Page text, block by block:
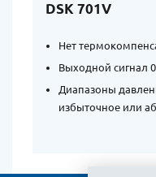
DSK 701V
Нет
Выходной сигнал
Диапазоны
избыточное или